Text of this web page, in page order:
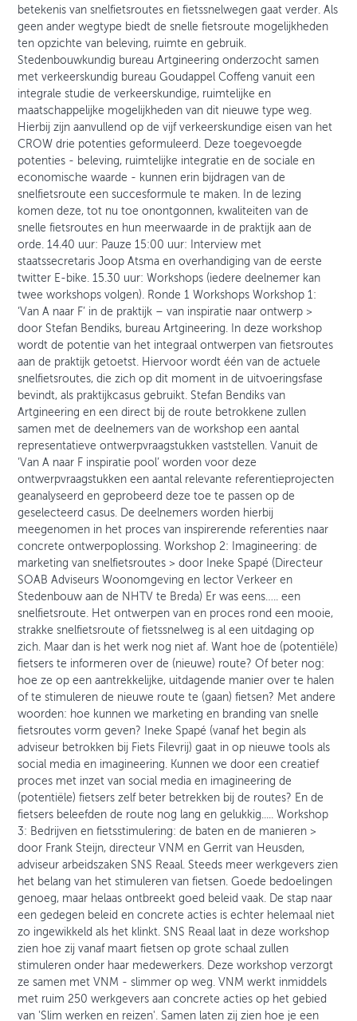
betekenis van snelfietsroutes en fietssnelwegen gaat verder. Als
geen ander wegtype biedt de snelle fietsroute mogelijkheden
ten opzichte van beleving, ruimte en gebruik.
Stedenbouwkundig bureau Artgineering onderzocht samen
met verkeerskundig bureau Goudappel Coffeng vanuit een
integrale studie de verkeerskundige, ruimtelijke en
maatschappelijke mogelijkheden van dit nieuwe type weg.
Hierbij zijn aanvullend op de vijf verkeerskundige eisen van het
CROW drie potenties geformuleerd. Deze toegevoegde
potenties - beleving, ruimtelijke integratie en de sociale en
economische waarde - kunnen erin bijdragen van de
snelfietsroute een succesformule te maken. In de lezing
komen deze, tot nu toe onontgonnen, kwaliteiten van de
snelle fietsroutes en hun meerwaarde in de praktijk aan de
orde. 14.40 uur: Pauze 15:00 uur: Interview met
staatssecretaris Joop Atsma en overhandiging van de eerste
twitter E-bike. 15.30 uur: Workshops (iedere deelnemer kan
twee workshops volgen). Ronde 1 Workshops Workshop 1:
‘Van A naar F’ in de praktijk – van inspiratie naar ontwerp >
door Stefan Bendiks, bureau Artgineering. In deze workshop
wordt de potentie van het integraal ontwerpen van fietsroutes
aan de praktijk getoetst. Hiervoor wordt één van de actuele
snelfietsroutes, die zich op dit moment in de uitvoeringsfase
bevindt, als praktijkcasus gebruikt. Stefan Bendiks van
Artgineering en een direct bij de route betrokkene zullen
samen met de deelnemers van de workshop een aantal
representatieve ontwerpvraagstukken vaststellen. Vanuit de
‘Van A naar F inspiratie pool’ worden voor deze
ontwerpvraagstukken een aantal relevante referentieprojecten
geanalyseerd en geprobeerd deze toe te passen op de
geselecteerd casus. De deelnemers worden hierbij
meegenomen in het proces van inspirerende referenties naar
concrete ontwerpoplossing. Workshop 2: Imagineering: de
marketing van snelfietsroutes > door Ineke Spapé (Directeur
SOAB Adviseurs Woonomgeving en lector Verkeer en
Stedenbouw aan de NHTV te Breda) Er was eens….. een
snelfietsroute. Het ontwerpen van en proces rond een mooie,
strakke snelfietsroute of fietssnelweg is al een uitdaging op
zich. Maar dan is het werk nog niet af. Want hoe de (potentiële)
fietsers te informeren over de (nieuwe) route? Of beter nog:
hoe ze op een aantrekkelijke, uitdagende manier over te halen
of te stimuleren de nieuwe route te (gaan) fietsen? Met andere
woorden: hoe kunnen we marketing en branding van snelle
fietsroutes vorm geven? Ineke Spapé (vanaf het begin als
adviseur betrokken bij Fiets Filevrij) gaat in op nieuwe tools als
social media en imagineering. Kunnen we door een creatief
proces met inzet van social media en imagineering de
(potentiële) fietsers zelf beter betrekken bij de routes? En de
fietsers beleefden de route nog lang en gelukkig..... Workshop
3: Bedrijven en fietsstimulering: de baten en de manieren >
door Frank Steijn, directeur VNM en Gerrit van Heusden,
adviseur arbeidszaken SNS Reaal. Steeds meer werkgevers zien
het belang van het stimuleren van fietsen. Goede bedoelingen
genoeg, maar helaas ontbreekt goed beleid vaak. De stap naar
een gedegen beleid en concrete acties is echter helemaal niet
zo ingewikkeld als het klinkt. SNS Reaal laat in deze workshop
zien hoe zij vanaf maart fietsen op grote schaal zullen
stimuleren onder haar medewerkers. Deze workshop verzorgt
ze samen met VNM - slimmer op weg. VNM werkt inmiddels
met ruim 250 werkgevers aan concrete acties op het gebied
van 'Slim werken en reizen'. Samen laten zij zien hoe je een